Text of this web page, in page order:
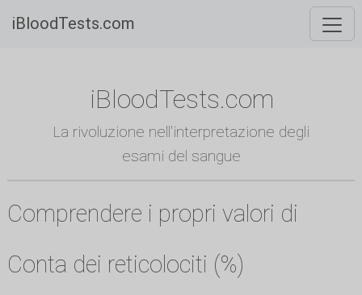
iBloodTests.com
iBloodTests.com
La rivoluzione nell'interpretazione degli
esami del sangue
Comprendere i propri valori di
Conta dei reticolociti (%)